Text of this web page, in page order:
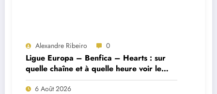
Alexandre Ribeiro 0
Ligue Europa – Benfica – Hearts : sur
quelle chaîne et à quelle heure voir le
match ?
6 Août 2026